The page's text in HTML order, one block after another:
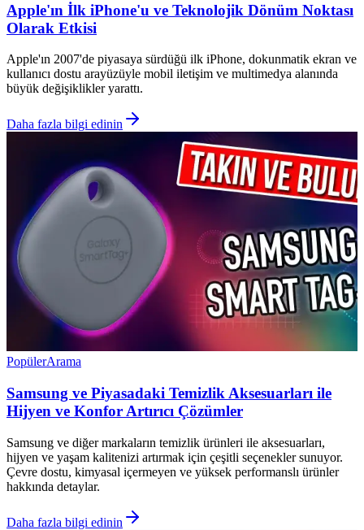
Apple'ın İlk iPhone'u ve Teknolojik Dönüm Noktası
Olarak Etkisi
Apple'ın 2007'de piyasaya sürdüğü ilk iPhone, dokunmatik ekran ve
kullanıcı dostu arayüzüyle mobil iletişim ve multimedya alanında
büyük değişiklikler yarattı.
Daha fazla bilgi edinin
PopülerArama
Samsung ve Piyasadaki Temizlik Aksesuarları ile
Hijyen ve Konfor Artırıcı Çözümler
Samsung ve diğer markaların temizlik ürünleri ile aksesuarları,
hijyen ve yaşam kalitenizi artırmak için çeşitli seçenekler sunuyor.
Çevre dostu, kimyasal içermeyen ve yüksek performanslı ürünler
hakkında detaylar.
Daha fazla bilgi edinin